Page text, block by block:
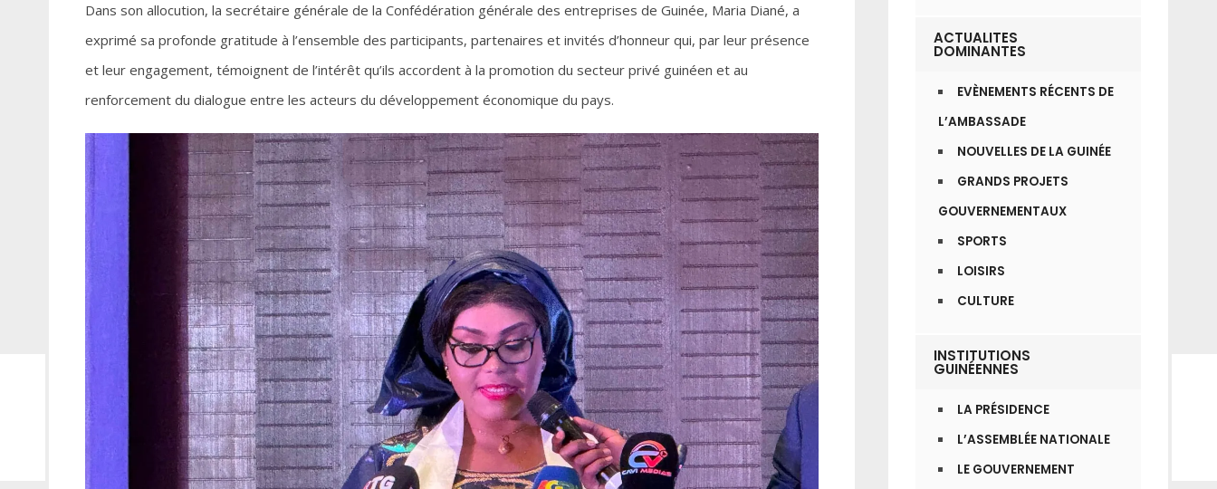
Dans son allocution, la secrétaire générale de la Confédération générale des entreprises de Guinée, Maria Diané, a
exprimé sa profonde gratitude à l’ensemble des participants, partenaires et invités d’honneur qui, par leur présence
et leur engagement, témoignent de l’intérêt qu’ils accordent à la promotion du secteur privé guinéen et au
renforcement du dialogue entre les acteurs du développement économique du pays.
ACTUALITES
DOMINANTES
EVÈNEMENTS RÉCENTS DE
L’AMBASSADE
NOUVELLES DE LA GUINÉE
GRANDS PROJETS
GOUVERNEMENTAUX
SPORTS
LOISIRS
CULTURE
INSTITUTIONS
GUINÉENNES
LA PRÉSIDENCE
L’ASSEMBLÉE NATIONALE
LE GOUVERNEMENT